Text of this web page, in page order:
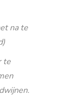
na te
te